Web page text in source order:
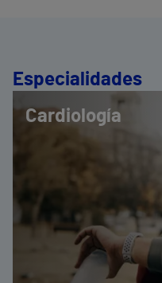
Especialidades
Cardiología